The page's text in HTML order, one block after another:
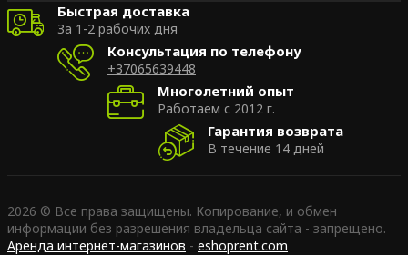
Быстрая доставка
За 1-2 рабочих дня
Консультация по телефону
+37065639448
Многолетний опыт
Работаем с 2012 г.
Гарантия возврата
В течение 14 дней
2026 © Все права защищены. Копирование, и обмен
информации без разрешения владельца сайта - запрещено.
Аренда интернет-магазинов - eshoprent.com